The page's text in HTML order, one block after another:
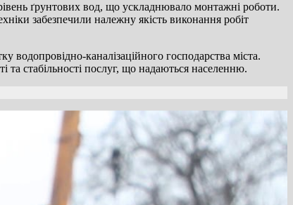
ґрунтових вод, що ускладнювало монтажні роботи.
забезпечили належну якість виконання робіт
каналізаційного господарства міста.
стабільності послуг, що надаються населенню.